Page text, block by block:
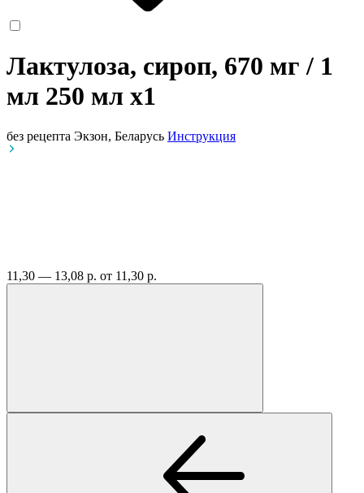
Лактулоза, сироп, 670 мг / 1
мл 250 мл x1
без рецепта Экзон, Беларусь Инструкция
11,30 — 13,08 р. от 11,30 р.